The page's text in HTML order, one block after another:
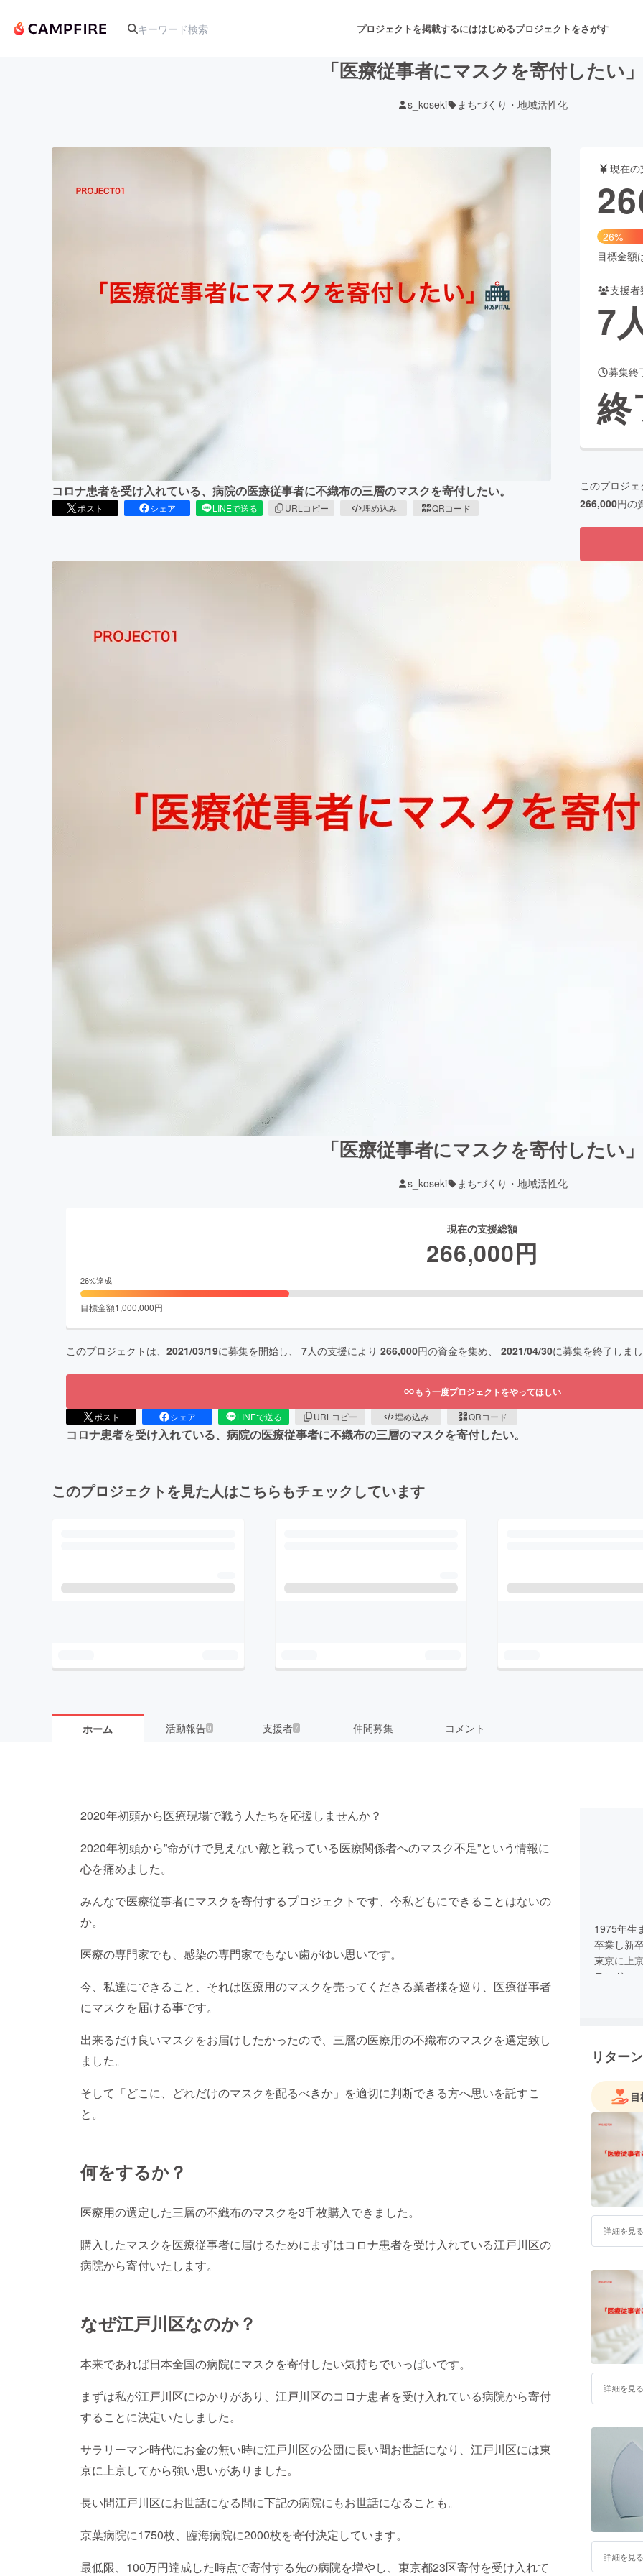
プロジェクトを掲載するにははじめるプロジェクトをさがす
舞台・パフォーマンス
フード・飲食店
書籍・雑誌出版
ビジネス・起業 チャレンジ ビューティー・ヘルスケ
CAMPFIRE for Social Good CAMPFIRE Creation
「医療従事者にマスクを寄付したい」
s_koseki まちづくり・地域活性化
コロナ患者を受け入れている、病院の医療従事者に不織布の三層のマスクを寄付したい。
ポスト シェア LINEで送る URLコピー 埋め込み QRコード
現在
26%
目標金額
支援者
7
募集終
終
このプロジ
266,000円の
「医療従事者にマスクを寄付したい」
s_koseki まちづくり・地域活性化
現在の支援総額
266,000円
26%達成
目標金額1,000,000円
このプロジェクトは、 2021/03/19に募集を開始し、 7人の支援により 266,000円の資金を集め、 2021/04/30に募集を終了しま
もう一度プロジェクトをやってほしい
ポスト シェア LINEで送る URLコピー 埋め込み QRコード
コロナ患者を受け入れている、病院の医療従事者に不織布の三層のマスクを寄付したい。
このプロジェクトを見た人はこちらもチェックしています
ホーム 活動報告9 支援者7 仲間募集 コメント
2020年初頭から医療現場で戦う人たちを応援しませんか？
2020年初頭から”命がけで見えない敵と戦っている医療関係者へのマスク不足”という情報に
心を痛めました。
みんなで医療従事者にマスクを寄付するプロジェクトです、今私どもにできることはないの
か。
医療の専門家でも、感染の専門家でもない歯がゆい思いです。
今、私達にできること、それは医療用のマスクを売ってくださる業者様を巡り、医療従事者
にマスクを届ける事です。
出来るだけ良いマスクをお届けしたかったので、三層の医療用の不織布のマスクを選定致し
ました。
そして「どこに、どれだけのマスクを配るべきか」を適切に判断できる方へ思いを託すこ
と。
何をするか？
医療用の選定した三層の不織布のマスクを3千枚購入できました。
購入したマスクを医療従事者に届けるためにまずはコロナ患者を受け入れている江戸川区の
病院から寄付いたします。
なぜ江戸川区なのか？
本来であれば日本全国の病院にマスクを寄付したい気持ちでいっぱいです。
まずは私が江戸川区にゆかりがあり、江戸川区のコロナ患者を受け入れている病院から寄付
することに決定いたしました。
サラリーマン時代にお金の無い時に江戸川区の公団に長い間お世話になり、江戸川区には東
京に上京してから強い思いがありました。
長い間江戸川区にお世話になる間に下記の病院にもお世話になることも。
京葉病院に1750枚、臨海病院に2000枚を寄付決定しています。
最低限、100万円達成した時点で寄付する先の病院を増やし、東京都23区寄付を受け入れて
1975年生
卒業し新
東京に上
ランド
リター
詳細を見
詳細を見
詳細を見